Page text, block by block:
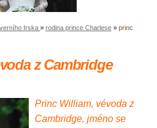
Irska » rodina prince Charlese » princ
z Cambridge
Princ William, vévoda z
Cambridge, jméno se